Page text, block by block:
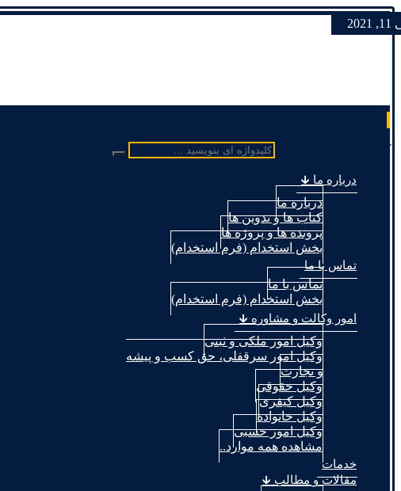
کلیدواژه ای بنویسید ...
درباره ما 🡳
درباره ما
کتاب ها و تدوین ها
پرونده ها و پروژه ها
بخش استخدام (فرم استخدام)
تماس با ما
تماس با ما
بخش استخدام (فرم استخدام)
امور وکالت و مشاوره 🡳
وکیل امور ملکی و ثبتی
وکیل امور سرقفلی، حق کسب و پیشه
و تجارت
وکیل حقوقی
وکیل کیفری
وکیل خانواده
وکیل امور حسبی
مشاهده همه موارد..
خدمات
مقالات و مطالب 🡳